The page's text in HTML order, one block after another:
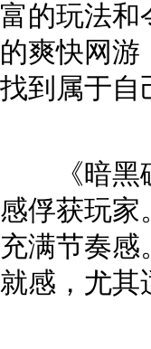
富的玩法和
的爽快网游
找到属于自
《暗黑破
感俘获玩家
充满节奏感
就感，尤其